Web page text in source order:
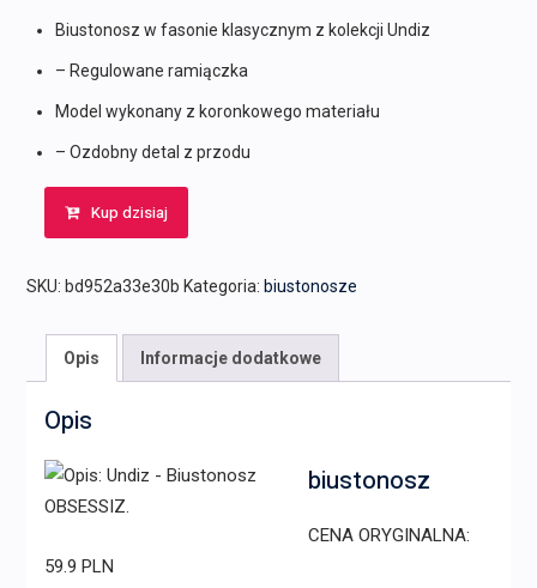
Biustonosz w fasonie klasycznym z kolekcji Undiz
– Regulowane ramiączka
Model wykonany z koronkowego materiału
– Ozdobny detal z przodu
Kup dzisiaj
SKU: bd952a33e30b Kategoria: biustonosze
Opis Informacje dodatkowe
Opis
biustonosz
CENA ORYGINALNA:
59.9 PLN